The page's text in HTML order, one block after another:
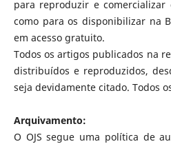
para reproduzir e
como para os disponibilizar na
em acesso gratuito.
Todos os artigos publicados na
distribuídos e reproduzidos,
seja devidamente citado. Todos
Arquivamento:
O OJS segue uma política de